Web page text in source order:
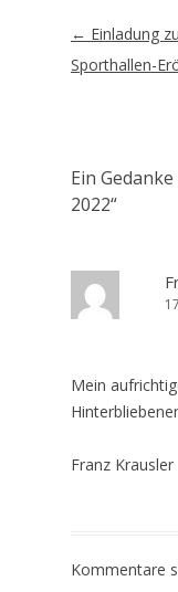
Artikel-
Navigation
← Einladung
Sporthallen-
Ein Gedanke
2022“
Mein
Franz Krausler
Kommentare